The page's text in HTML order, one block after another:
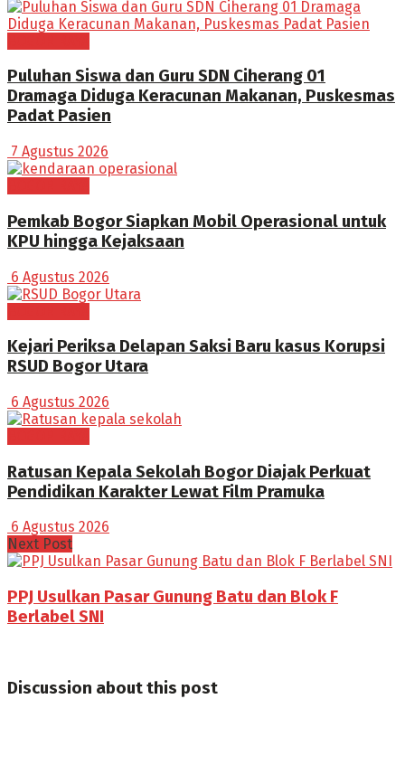
Puluhan Siswa dan Guru SDN Ciherang 01
Dramaga Diduga Keracunan Makanan, Puskesmas
Padat Pasien
7 Agustus 2026
Pemkab Bogor Siapkan Mobil Operasional untuk
KPU hingga Kejaksaan
6 Agustus 2026
Kejari Periksa Delapan Saksi Baru kasus Korupsi
RSUD Bogor Utara
6 Agustus 2026
Ratusan Kepala Sekolah Bogor Diajak Perkuat
Pendidikan Karakter Lewat Film Pramuka
6 Agustus 2026
Next Post
PPJ Usulkan Pasar Gunung Batu dan Blok F
Berlabel SNI
Discussion about this post